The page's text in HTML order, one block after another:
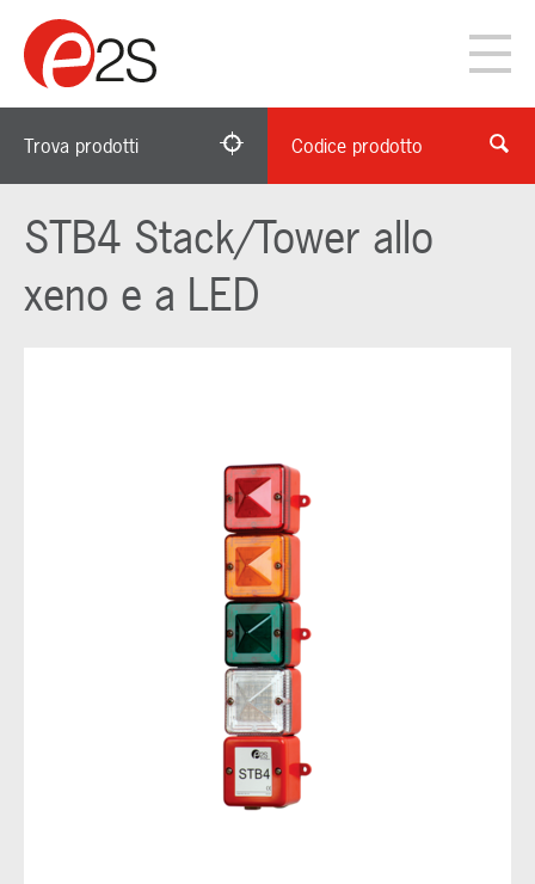
Trova prodotti Codice prodotto
STB4 Stack/Tower allo
xeno e a LED